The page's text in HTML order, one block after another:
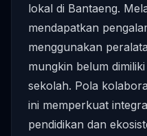
lokal di Bantaeng.
mendapatkan
menggunakan
mungkin belum
sekolah. Pola
ini memperkuat
pendidikan dan